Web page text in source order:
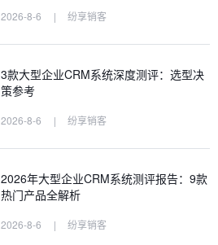
2026-8-6 | 纷享销客
3款大型企业CRM系统深度测评：选型决
策参考
2026-8-6 | 纷享销客
2026年大型企业CRM系统测评报告：9款
热门产品全解析
2026-8-6 | 纷享销客